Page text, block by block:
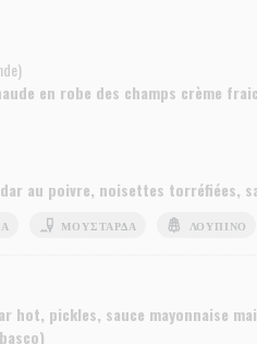
en robe des champs crème
au poivre, noisettes torréfiées,
ΜΟΥΣΤΆΡΔΑ ΛΟΎΠΙΝΟ
hot, pickles, sauce mayonnaise